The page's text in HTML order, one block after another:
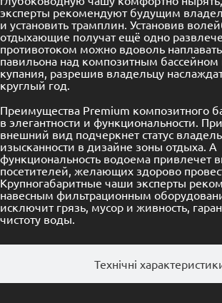
Технічні
эксперты рекомендуют будущим
и установить трамплин. Установив
отдыхающие получат ещё одно
противотоком можно вдоволь
павильона над композитным бассейном
купания, разрешив владельцу
круглый год.
Преимущества Premium композитного
в элегантности и функциональности.
внешний вид подчеркнет статус
изысканности в дизайне зоны отдыха. А
функциональность водоема привлечет
посетителей, желающих здорово
Крупногабаритные чаши эксперты
навесным фильтрационным
исключит грязь, мусор и живность,
чистоту воды.